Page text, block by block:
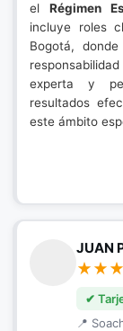
el Régimen
incluye roles
Bogotá,
experta y
resultados
este ámbito
JUAN
✔
📍